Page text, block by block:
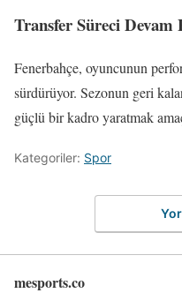
Transfer Süreci Devam
Fenerbahçe, oyuncunun
sürdürüyor. Sezonun geri
güçlü bir kadro yaratmak
Kategoriler: Spor
mesports.co